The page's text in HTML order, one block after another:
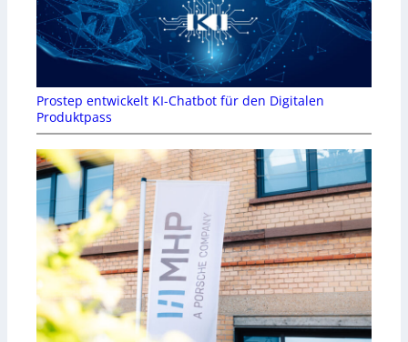
Prostep entwickelt KI-Chatbot für den Digitalen
Produktpass